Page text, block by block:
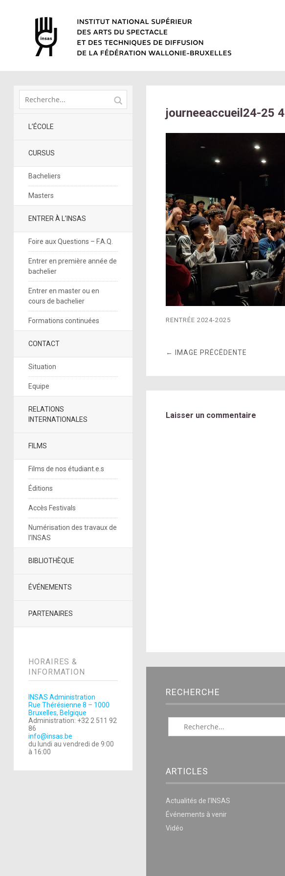
L’ÉCOLE
CURSUS
Bacheliers
Masters
ENTRER À L’INSAS
Foire aux Questions – F.A.Q.
Entrer en première année de
bachelier
Entrer en master ou en
cours de bachelier
Formations continuées
CONTACT
Situation
Equipe
RELATIONS
INTERNATIONALES
FILMS
Films de nos étudiant.e.s
Éditions
Accès Festivals
Numérisation des travaux de
l’INSAS
BIBLIOTHÈQUE
ÉVÉNEMENTS
PARTENAIRES
HORAIRES &
INFORMATION
INSAS Administration
Rue Thérésienne 8 – 1000
Bruxelles, Belgique
Administration: +32 2 511 92
86
info@insas.be
du lundi au vendredi de 9:00
à 16:00
journeeaccueil24-25 4
RENTRÉE 2024-2025
← IMAGE PRÉCÉDENTE
Laisser un commentaire
RECHERCHE
ARTICLES
Actualités de l’INSAS
Événements à venir
Vidéo